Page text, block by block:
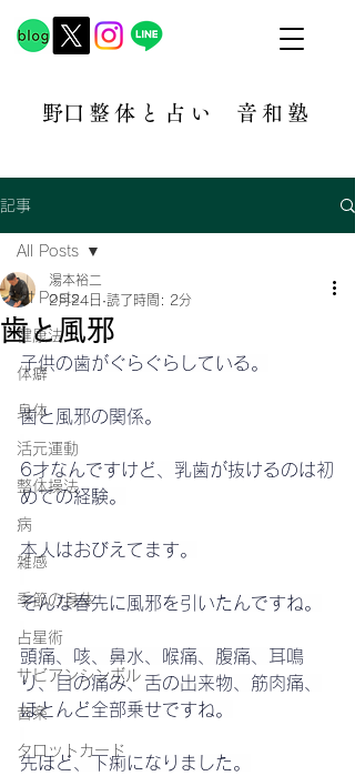
​野口整体と占い 音和塾​
記事
All Posts
健康法
体癖
身体
活元運動
整体操法
病
雑感
季節の身体
占星術
サビアンシンボル
音楽
タロットカード
All Posts
歯と風邪
湯本裕二
2月24日 読了時間: 2分
子供の歯がぐらぐらしている。
歯と風邪の関係。
6才なんですけど、乳歯が抜けるのは初
めての経験。
本人はおびえてます。
そんな春先に風邪を引いたんですね。
頭痛、咳、鼻水、喉痛、腹痛、耳鳴
り、目の痛み、舌の出来物、筋肉痛、
ほとんど全部乗せですね。
先ほど、下痢になりました。